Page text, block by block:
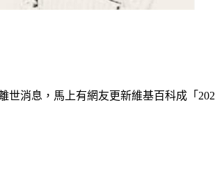
消息，馬上有網友更新維基百科成「